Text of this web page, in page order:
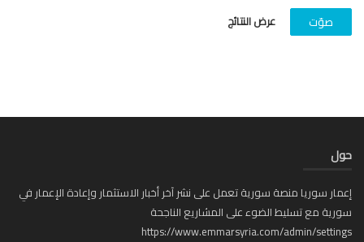
عرض النتائج
سوريا منصة سورية تعمل على نشر آخر أخبار الاستثمار وإعادة الإعمار في
مع تسليط الضوء على المشاريع الناجحة
https://www.emmarsyria.com/admin/